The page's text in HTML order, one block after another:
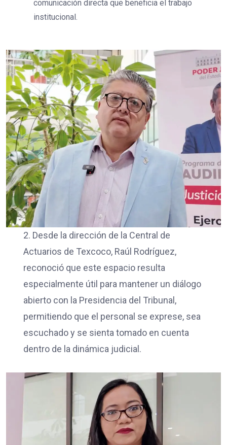
comunicación directa que beneficia el trabajo
institucional.
2. Desde la dirección de la Central de
Actuarios de Texcoco, Raúl Rodríguez,
reconoció que este espacio resulta
especialmente útil para mantener un diálogo
abierto con la Presidencia del Tribunal,
permitiendo que el personal se exprese, sea
escuchado y se sienta tomado en cuenta
dentro de la dinámica judicial.